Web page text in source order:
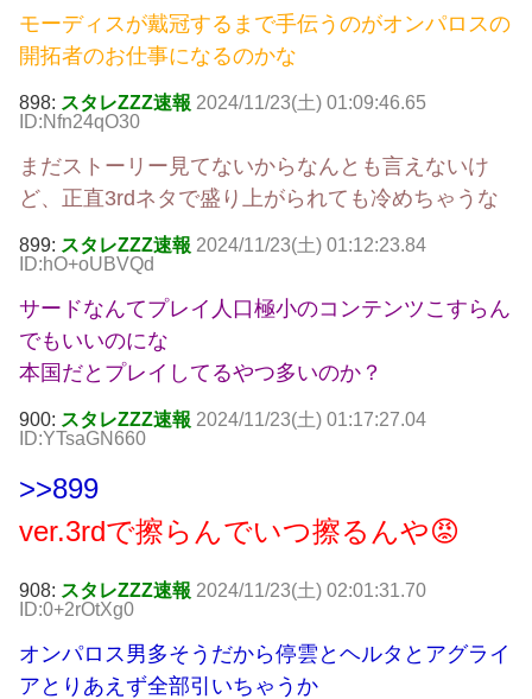
モーディスが戴冠するまで手伝うのがオンパロスの
開拓者のお仕事になるのかな
898: スタレZZZ速報 2024/11/23(土) 01:09:46.65
ID:Nfn24qO30
まだストーリー見てないからなんとも言えないけ
ど、正直3rdネタで盛り上がられても冷めちゃうな
899: スタレZZZ速報 2024/11/23(土) 01:12:23.84
ID:hO+oUBVQd
サードなんてプレイ人口極小のコンテンツこすらん
でもいいのにな
本国だとプレイしてるやつ多いのか？
900: スタレZZZ速報 2024/11/23(土) 01:17:27.04
ID:YTsaGN660
>>899
ver.3rdで擦らんでいつ擦るんや😡
908: スタレZZZ速報 2024/11/23(土) 02:01:31.70
ID:0+2rOtXg0
オンパロス男多そうだから停雲とヘルタとアグライ
アとりあえず全部引いちゃうか